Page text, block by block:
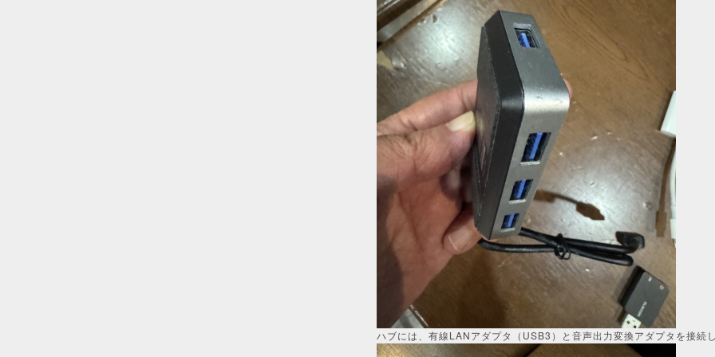
ハブには、有線LANアダプタ（USB3）と音声出力変換アダプタを接続